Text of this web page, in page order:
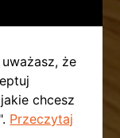
że
chcesz
Przeczytaj